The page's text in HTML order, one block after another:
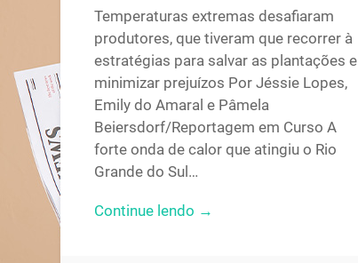
Temperaturas extremas desafiaram
produtores, que tiveram que recorrer à
estratégias para salvar as plantações e
minimizar prejuízos Por Jéssie Lopes,
Emily do Amaral e Pâmela
Beiersdorf/Reportagem em Curso A
forte onda de calor que atingiu o Rio
Grande do Sul…
Continue lendo →